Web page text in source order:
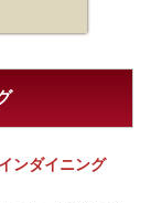
ンダイニング